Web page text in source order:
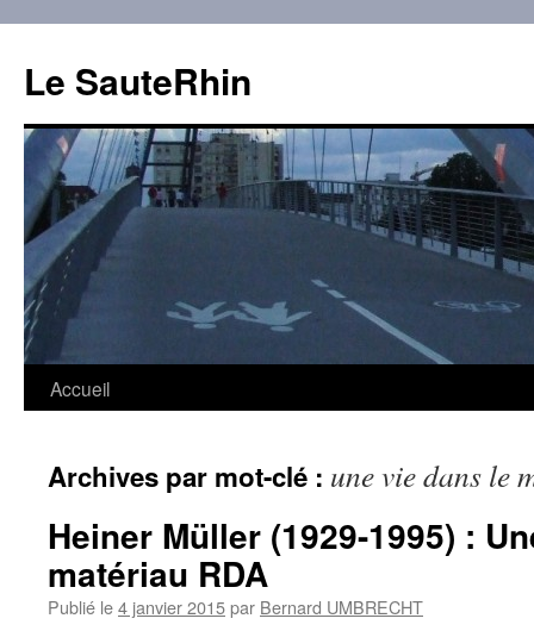
contenu
Le SauteRhin
Accueil
Archives par mot-clé : une vie dans le
Heiner Müller (1929-1995) :
matériau RDA
Publié le4 janvier 2015par Bernard UMBRECHT